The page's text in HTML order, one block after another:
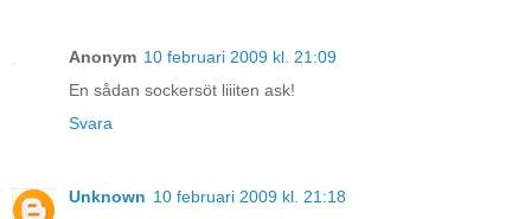
Anonym 10 februari 2009 kl. 21:09
En sådan sockersöt liiiten ask!
Svara
Unknown 10 februari 2009 kl. 21:18